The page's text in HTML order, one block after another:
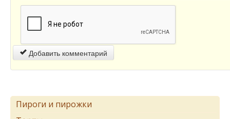
Добавить комментарий
Пироги и пирожки